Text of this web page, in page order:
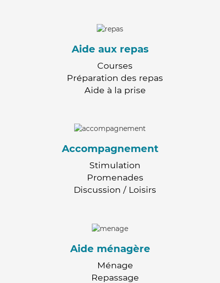
Aide aux repas
Courses
Préparation des repas
Aide à la prise
Accompagnement
Stimulation
Promenades
Discussion / Loisirs
Aide ménagère
Ménage
Repassage